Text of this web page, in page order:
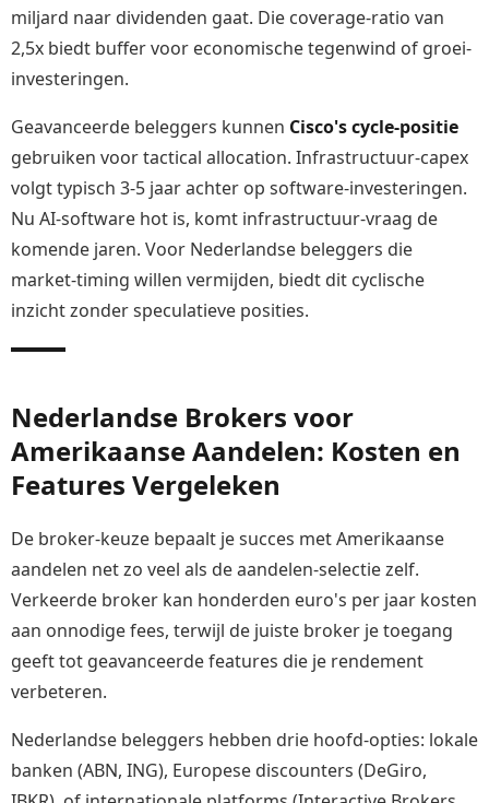
miljard naar dividenden gaat. Die coverage-ratio van
2,5x biedt buffer voor economische tegenwind of groei-
investeringen.
Geavanceerde beleggers kunnen Cisco's cycle-positie
gebruiken voor tactical allocation. Infrastructuur-capex
volgt typisch 3-5 jaar achter op software-investeringen.
Nu AI-software hot is, komt infrastructuur-vraag de
komende jaren. Voor Nederlandse beleggers die
market-timing willen vermijden, biedt dit cyclische
inzicht zonder speculatieve posities.
Nederlandse Brokers voor
Amerikaanse Aandelen: Kosten en
Features Vergeleken
De broker-keuze bepaalt je succes met Amerikaanse
aandelen net zo veel als de aandelen-selectie zelf.
Verkeerde broker kan honderden euro's per jaar kosten
aan onnodige fees, terwijl de juiste broker je toegang
geeft tot geavanceerde features die je rendement
verbeteren.
Nederlandse beleggers hebben drie hoofd-opties: lokale
banken (ABN, ING), Europese discounters (DeGiro,